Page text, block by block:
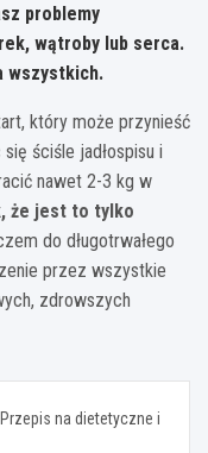
problemy
wątroby lub serca.
wszystkich.
który może przynieść
ściśle jadłospisu i
nawet 2-3 kg w
że jest to tylko
do długotrwałego
przez wszystkie
zdrowszych
na dietetyczne i